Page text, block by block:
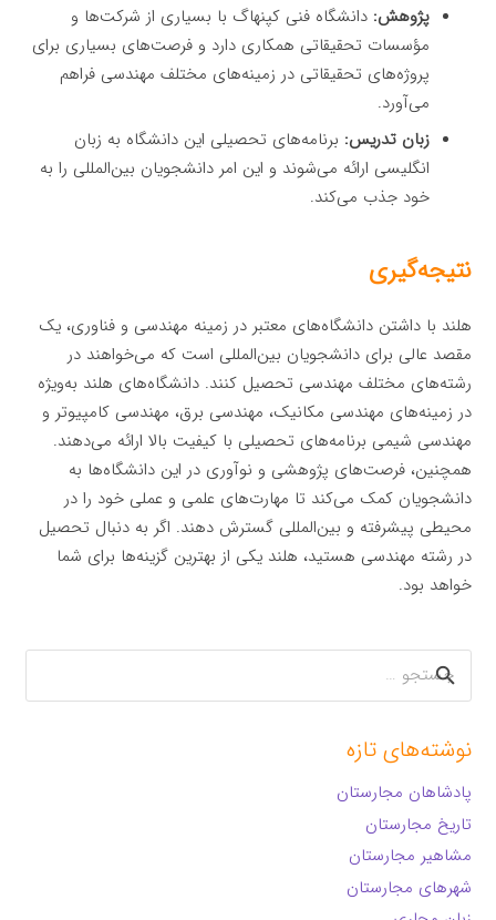
پژوهش: دانشگاه فنی کپنهاگ با بسیاری از شرکت‌ها و
مؤسسات تحقیقاتی همکاری دارد و فرصت‌های بسیاری برای
پروژه‌های تحقیقاتی در زمینه‌های مختلف مهندسی فراهم
می‌آورد.
زبان تدریس: برنامه‌های تحصیلی این دانشگاه به زبان
انگلیسی ارائه می‌شوند و این امر دانشجویان بین‌المللی را به
خود جذب می‌کند.
نتیجه‌گیری
هلند با داشتن دانشگاه‌های معتبر در زمینه مهندسی و فناوری، یک
مقصد عالی برای دانشجویان بین‌المللی است که می‌خواهند در
رشته‌های مختلف مهندسی تحصیل کنند. دانشگاه‌های هلند به‌ویژه
در زمینه‌های مهندسی مکانیک، مهندسی برق، مهندسی کامپیوتر و
مهندسی شیمی برنامه‌های تحصیلی با کیفیت بالا ارائه می‌دهند.
همچنین، فرصت‌های پژوهشی و نوآوری در این دانشگاه‌ها به
دانشجویان کمک می‌کند تا مهارت‌های علمی و عملی خود را در
محیطی پیشرفته و بین‌المللی گسترش دهند. اگر به دنبال تحصیل
در رشته مهندسی هستید، هلند یکی از بهترین گزینه‌ها برای شما
خواهد بود.
جستجو
برای:
نوشته‌های تازه
پادشاهان مجارستان
تاریخ مجارستان
مشاهیر مجارستان
شهرهای مجارستان